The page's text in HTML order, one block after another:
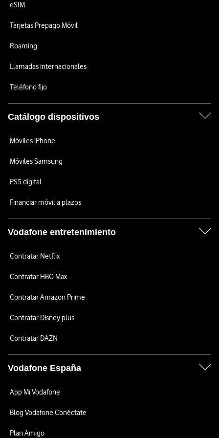
eSIM
Tarjetas Prepago Móvil
Roaming
Llamadas internacionales
Teléfono fijo
Catálogo dispositivos
Móviles iPhone
Móviles Samsung
PS5 digital
Financiar móvil a plazos
Vodafone entretenimiento
Contratar Netflix
Contratar HBO Max
Contratar Amazon Prime
Contratar Disney plus
Contratar DAZN
Vodafone España
App Mi Vodafone
Blog Vodafone Conéctate
Plan Amigo